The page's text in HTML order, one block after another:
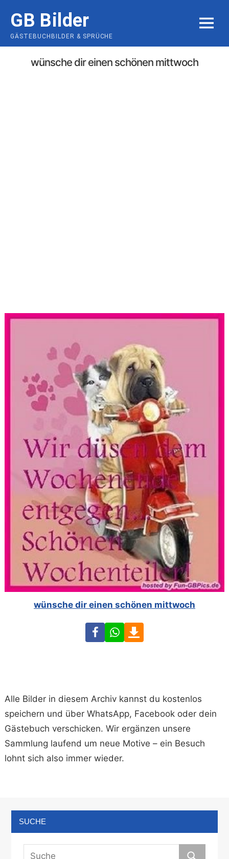
content
GB Bilder
GÄSTEBUCHBILDER & SPRÜCHE
MENU
wünsche dir einen schönen mittwoch
wünsche dir einen schönen mittwoch
FacebookWhatsApp
Alle Bilder in diesem Archiv kannst du kostenlos
speichern und über WhatsApp, Facebook oder dein
Gästebuch verschicken. Wir ergänzen unsere
Sammlung laufend um neue Motive – ein Besuch
lohnt sich also immer wieder.
SUCHE